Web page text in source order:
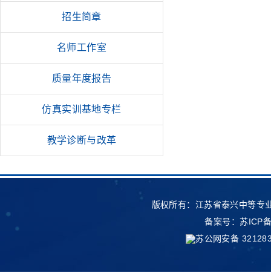
招生简章
名师工作室
质量年度报告
仿真实训基地专栏
教学诊断与改革
版权所有：江苏省泰兴中等专
备案号：苏ICP
苏公网安备